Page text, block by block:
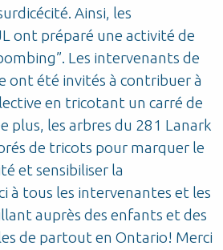
Ainsi, les
ont préparé une activité de
Les intervenants de
ont été invités à contribuer à
en tricotant un carré de
plus, les arbres du 281 Lanark
de tricots pour marquer le
et sensibiliser la
à tous les intervenantes et les
auprès des enfants et des
de partout en Ontario! Merci